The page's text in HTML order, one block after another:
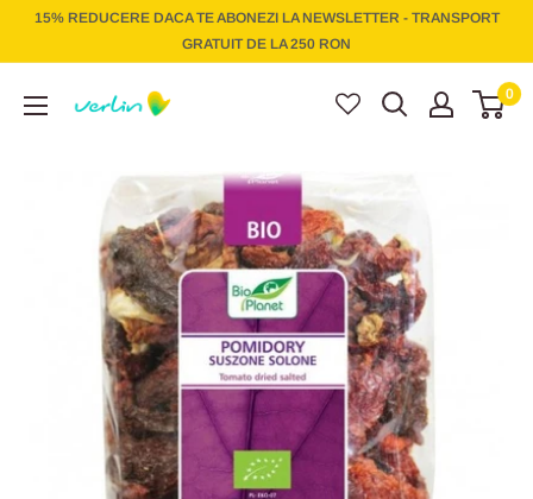
15% REDUCERE DACA TE ABONEZI LA NEWSLETTER - TRANSPORT
GRATUIT DE LA 250 RON
0